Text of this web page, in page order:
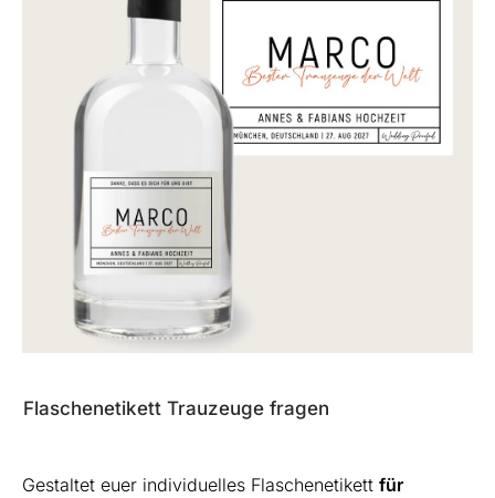
Flaschenetikett Trauzeuge fragen
Gestaltet euer individuelles Flaschenetikett für